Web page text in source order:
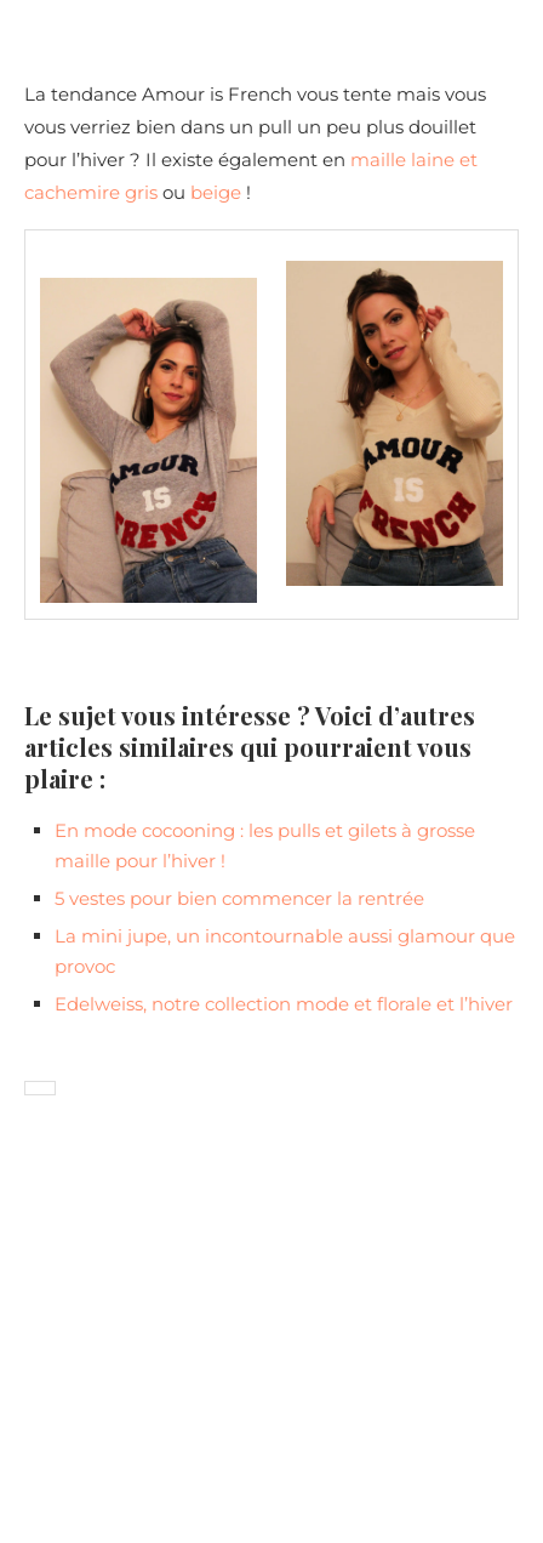
La tendance Amour is French vous tente mais vous
vous verriez bien dans un pull un peu plus douillet
pour l’hiver ? Il existe également en maille laine et
cachemire gris ou beige !
Le sujet vous intéresse ? Voici d’autres
articles similaires qui pourraient vous
plaire :
En mode cocooning : les pulls et gilets à grosse
maille pour l’hiver !
5 vestes pour bien commencer la rentrée
La mini jupe, un incontournable aussi glamour que
provoc
Edelweiss, notre collection mode et florale et l’hiver